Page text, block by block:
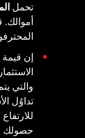
تحمل
أموالك.
إن قيمة
والتي
حصولك